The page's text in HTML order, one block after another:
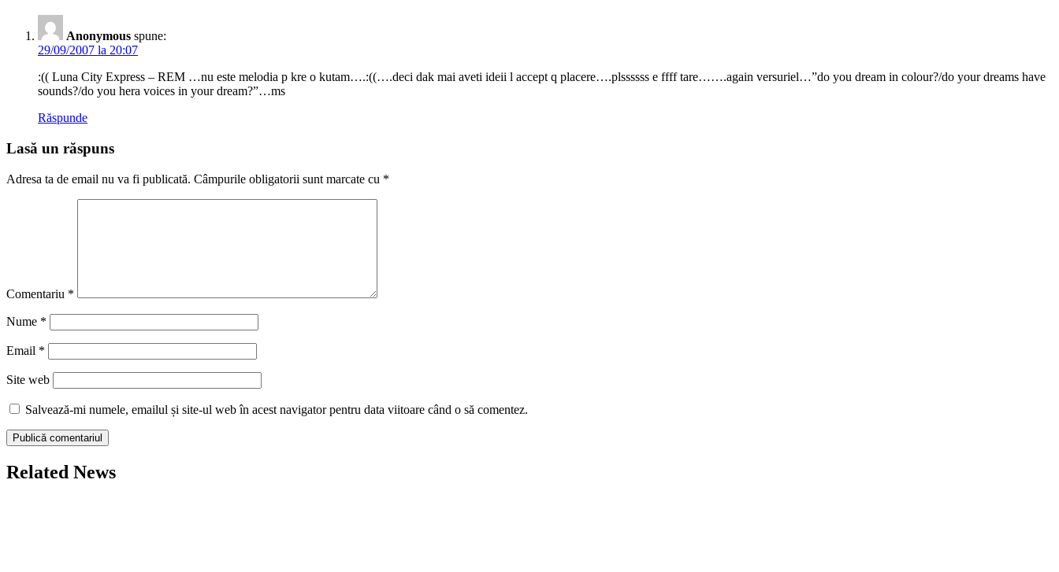
Anonymous spune:
29/09/2007 la 20:07
:(( Luna City Express – REM …nu este melodia p kre o kutam….:((….deci dak mai aveti ideii l accept q placere….plssssss e ffff tare…….again versuriel…”do you dream in colour?/do your dreams have
sounds?/do you hera voices in your dream?”…ms
Răspunde
Lasă un răspuns
Adresa ta de email nu va fi publicată. Câmpurile obligatorii sunt marcate cu *
Comentariu *
Nume *
Email *
Site web
Salvează-mi numele, emailul și site-ul web în acest navigator pentru data viitoare când o să comentez.
Related News